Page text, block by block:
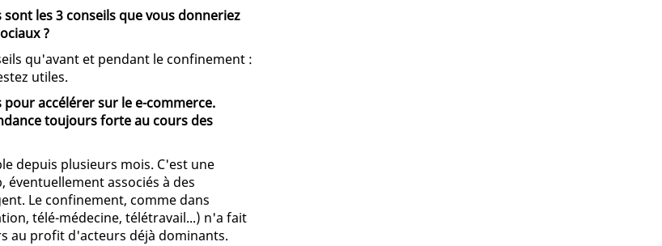
les 3 conseils que vous donneriez
?
qu'avant et pendant le confinement :
utiles.
accélérer sur le e-commerce.
toujours forte au cours des
depuis plusieurs mois. C'est une
associés à des
Le confinement, comme dans
télé-médecine, télétravail...) n'a fait
au profit d'acteurs déjà dominants.